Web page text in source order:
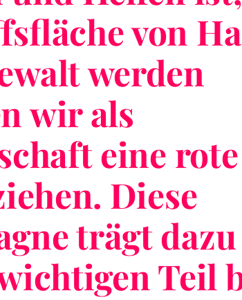
von
werden
wir als
eine rote
Diese
trägt dazu
Teil